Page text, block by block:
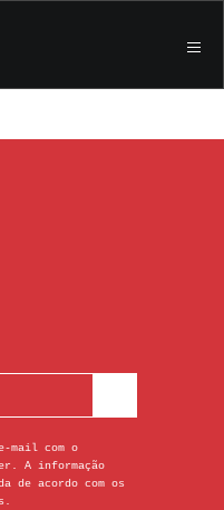
Cultural
em 173
mail com o
A informação
de acordo com os